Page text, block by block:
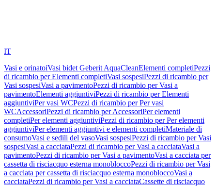
IT
Vasi e orinatoiVasi bidet Geberit AquaCleanElementi completiPezzi
di ricambio per Elementi completiVasi sospesiPezzi di ricambio per
Vasi sospesiVasi a pavimentoPezzi di ricambio per Vasi a
pavimentoElementi aggiuntiviPezzi di ricambio per Elementi
aggiuntiviPer vasi WCPezzi di ricambio per Per vasi
WCAccessoriPezzi di ricambio per AccessoriPer elementi
completiPer elementi aggiuntiviPezzi di ricambio per Per elementi
aggiuntiviPer elementi aggiuntivi e elementi completiMateriale di
consumoVasi e sedili del vasoVasi sospesiPezzi di ricambio per Vasi
sospesiVasi a cacciataPezzi di ricambio per Vasi a cacciataVasi a
pavimentoPezzi di ricambio per Vasi a pavimentoVasi a cacciata per
cassetta di risciacquo esterna monobloccoPezzi di ricambio per Vasi
a cacciata per cassetta di risciacquo esterna monobloccoVasi a
cacciataPezzi di ricambio per Vasi a cacciataCassette di risciacquo